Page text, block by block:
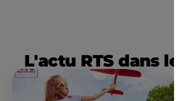
L'actu RTS dans le